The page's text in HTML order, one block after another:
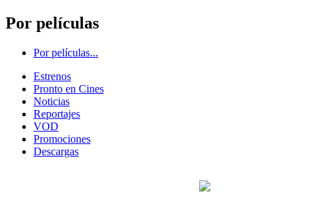
Por películas
Por películas...
Estrenos
Pronto en Cines
Noticias
Reportajes
VOD
Promociones
Descargas